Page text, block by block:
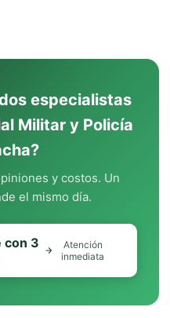
especialistas
Militar y Policía
y costos. Un
el mismo día.
con 3
Atención
inmediata